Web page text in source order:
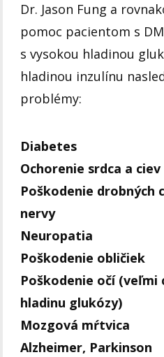
Dr. Jason Fung a
pomoc pacientom s
s vysokou hladinou
hladinou inzulínu
problémy:
Diabetes
Ochorenie srdca a ciev
Poškodenie drobných
nervy
Neuropatia
Poškodenie obličiek
Poškodenie očí (veľmi
hladinu glukózy)
Mozgová mŕtvica
Alzheimer, Parkinson